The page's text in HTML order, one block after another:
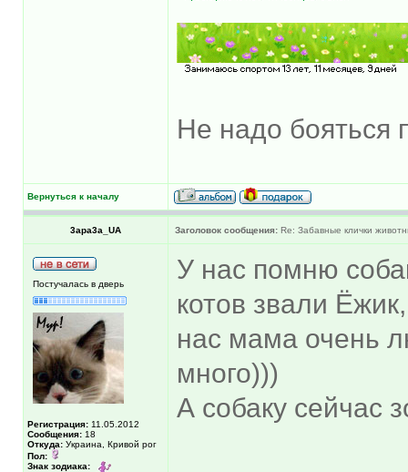
Не надо бояться
Вернуться к началу
3apa3a_UA Заголовок сообщения: Re: Забавные клички
Постучалась в дверь
Регистрация: 11.05.2012
Сообщения: 18
Откуда: Украина, Кривой рог
Пол:
Знак зодиака:
У нас помню
котов звали
нас мама очень
много)))
А собаку сейчас